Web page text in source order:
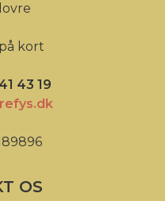
kort
43 19
OS